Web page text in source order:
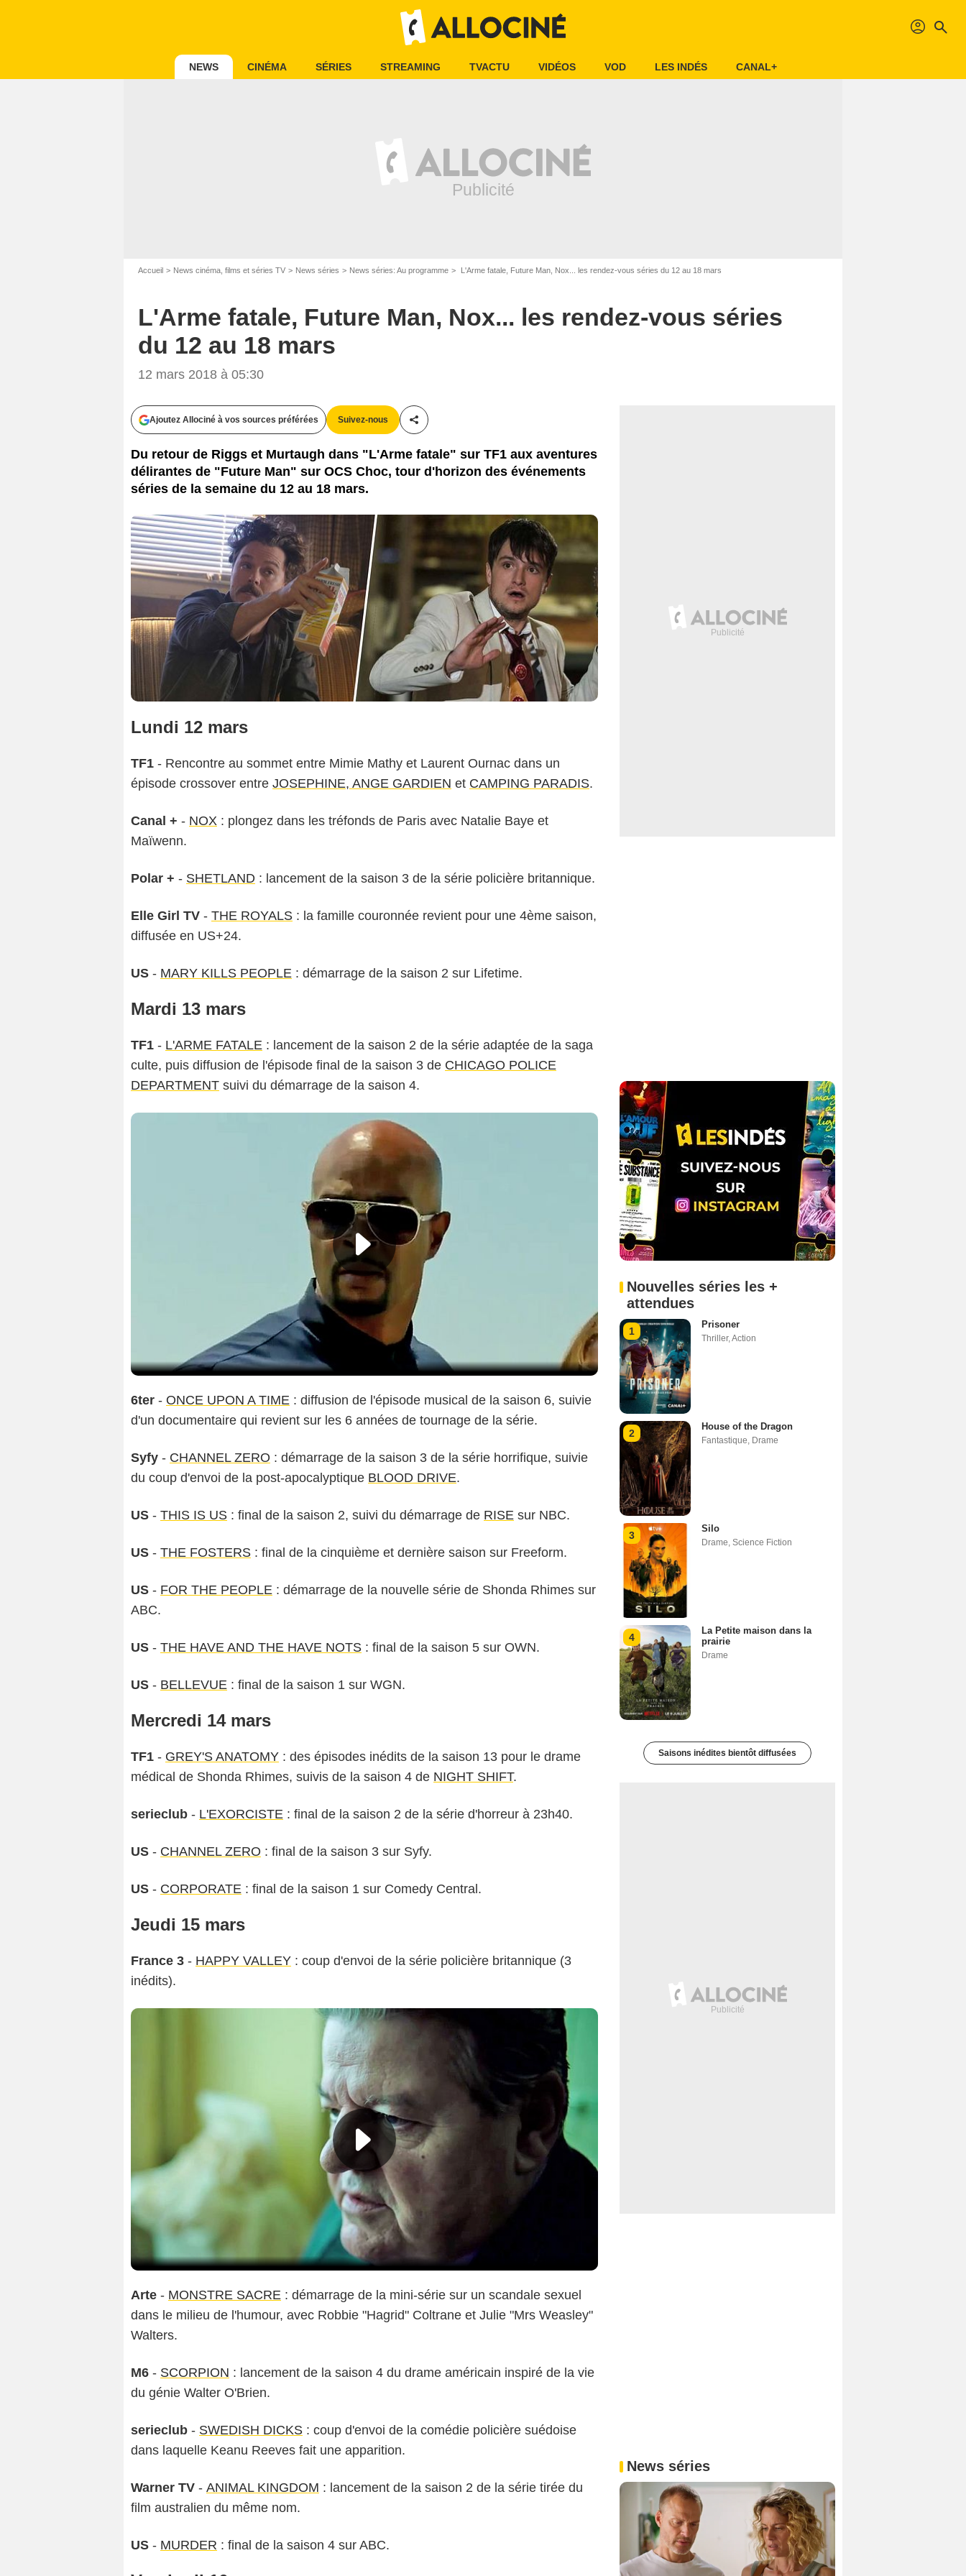
profil search
NEWS CINÉMA SÉRIES STREAMING TVACTU VIDÉOS VOD LES INDÉS CANAL+
Accueil News cinéma, films et séries TV News séries News séries: Au programme L'Arme fatale, Future Man, Nox... les rendez-vous séries du 12 au 18 mars
L'Arme fatale, Future Man, Nox... les rendez-vous séries
du 12 au 18 mars
12 mars 2018 à 05:30
Ajoutez Allociné à vos sources préférées Suivez-nous
Partager cet article
Du retour de Riggs et Murtaugh dans "L'Arme fatale" sur TF1 aux aventures
délirantes de "Future Man" sur OCS Choc, tour d'horizon des événements
séries de la semaine du 12 au 18 mars.
Lundi 12 mars
TF1 - Rencontre au sommet entre Mimie Mathy et Laurent Ournac dans un
épisode crossover entre JOSEPHINE, ANGE GARDIEN et CAMPING PARADIS.
Canal + - NOX : plongez dans les tréfonds de Paris avec Natalie Baye et
Maïwenn.
Polar + - SHETLAND : lancement de la saison 3 de la série policière britannique.
Elle Girl TV - THE ROYALS : la famille couronnée revient pour une 4ème saison,
diffusée en US+24.
US - MARY KILLS PEOPLE : démarrage de la saison 2 sur Lifetime.
Mardi 13 mars
TF1 - L'ARME FATALE : lancement de la saison 2 de la série adaptée de la saga
culte, puis diffusion de l'épisode final de la saison 3 de CHICAGO POLICE
DEPARTMENT suivi du démarrage de la saison 4.
6ter - ONCE UPON A TIME : diffusion de l'épisode musical de la saison 6, suivie
d'un documentaire qui revient sur les 6 années de tournage de la série.
Syfy - CHANNEL ZERO : démarrage de la saison 3 de la série horrifique, suivie
du coup d'envoi de la post-apocalyptique BLOOD DRIVE.
US - THIS IS US : final de la saison 2, suivi du démarrage de RISE sur NBC.
US - THE FOSTERS : final de la cinquième et dernière saison sur Freeform.
US - FOR THE PEOPLE : démarrage de la nouvelle série de Shonda Rhimes sur
ABC.
US - THE HAVE AND THE HAVE NOTS : final de la saison 5 sur OWN.
US - BELLEVUE : final de la saison 1 sur WGN.
Mercredi 14 mars
TF1 - GREY'S ANATOMY : des épisodes inédits de la saison 13 pour le drame
médical de Shonda Rhimes, suivis de la saison 4 de NIGHT SHIFT.
serieclub - L'EXORCISTE : final de la saison 2 de la série d'horreur à 23h40.
US - CHANNEL ZERO : final de la saison 3 sur Syfy.
US - CORPORATE : final de la saison 1 sur Comedy Central.
Jeudi 15 mars
France 3 - HAPPY VALLEY : coup d'envoi de la série policière britannique (3
inédits).
Arte - MONSTRE SACRE : démarrage de la mini-série sur un scandale sexuel
dans le milieu de l'humour, avec Robbie "Hagrid" Coltrane et Julie "Mrs Weasley"
Walters.
M6 - SCORPION : lancement de la saison 4 du drame américain inspiré de la vie
du génie Walter O'Brien.
serieclub - SWEDISH DICKS : coup d'envoi de la comédie policière suédoise
dans laquelle Keanu Reeves fait une apparition.
Warner TV - ANIMAL KINGDOM : lancement de la saison 2 de la série tirée du
film australien du même nom.
US - MURDER : final de la saison 4 sur ABC.
Nouvelles séries les +
attendues
1
Prisoner
Thriller, Action
2
House of the Dragon
Fantastique Drame
3
Silo
Drame Science Fiction
4
La Petite maison dans la
prairie
Drame
Saisons inédites bientôt diffusées
News séries